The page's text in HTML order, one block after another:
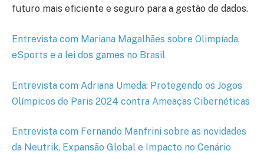
futuro mais eficiente e seguro para a gestão de dados.
Entrevista com Mariana Magalhães sobre Olimpíada,
eSports e a lei dos games no Brasil
Entrevista com Adriana Umeda: Protegendo os Jogos
Olímpicos de Paris 2024 contra Ameaças Cibernéticas
Entrevista com Fernando Manfrini sobre as novidades
da Neutrik, Expansão Global e Impacto no Cenário